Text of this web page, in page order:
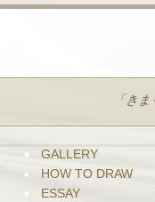
「き
GALLERY
HOW TO DRAW
ESSAY